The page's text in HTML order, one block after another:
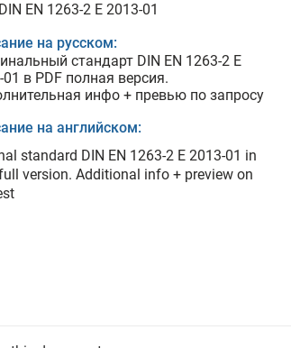
EN 1263-2 E 2013-01
на русском:
стандарт DIN EN 1263-2 E
в PDF полная версия.
инфо + превью по запросу
на английском:
standard DIN EN 1263-2 E 2013-01 in
version. Additional info + preview on